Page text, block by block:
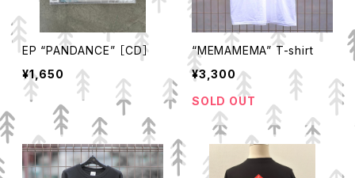
EP “PANDANCE” ［CD］
¥1,650
“MEMAMEMA” T-shirt
¥3,300
SOLD OUT